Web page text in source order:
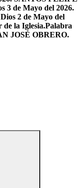
3 de Mayo del 2026.
2 de Mayo del
de la Iglesia.Palabra
JOSÉ OBRERO.